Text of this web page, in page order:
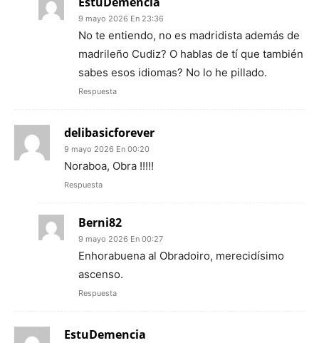
9 mayo 2026 En 23:36
No te entiendo, no es madridista además de
madrileño Cudiz? O hablas de tí que también
sabes esos idiomas? No lo he pillado.
Respuesta
delibasicforever
9 mayo 2026 En 00:20
Noraboa, Obra !!!!!
Respuesta
Berni82
9 mayo 2026 En 00:27
Enhorabuena al Obradoiro, merecidísimo
ascenso.
Respuesta
EstuDemencia